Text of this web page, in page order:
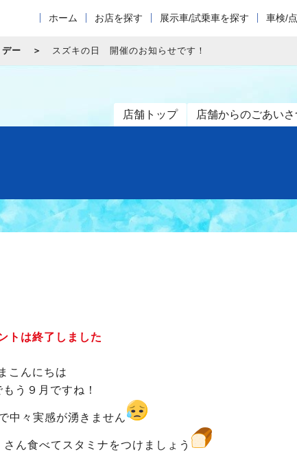
ホーム お店を探す 展示車/試乗車を探す 車検/
ー スズキの日 開催のお知らせです！
店舗トップ 店舗からのごあいさ
トは終了しました
こんにちは
う９月ですね！
中々実感が湧きません
ん食べてスタミナをつけましょう